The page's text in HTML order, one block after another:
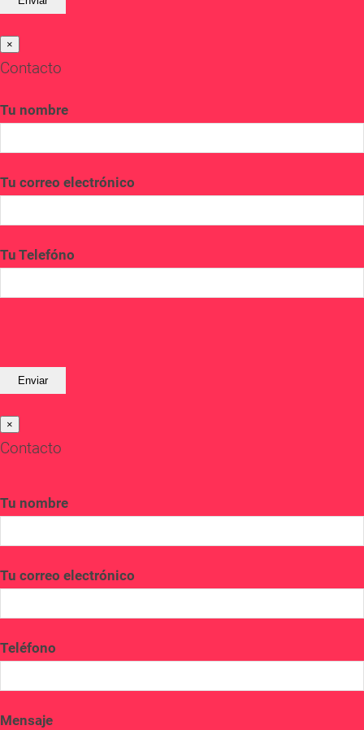
×
Contacto
Tu nombre
Tu correo electrónico
Tu Telefóno
×
Contacto
Tu nombre
Tu correo electrónico
Teléfono
Mensaje